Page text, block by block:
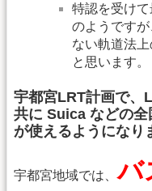
特認を受け
のようです
ない軌道法上
と思います。
宇都宮LRT計画で、
共に Suica などの全
が使えるようになり
宇都宮地域では、バ